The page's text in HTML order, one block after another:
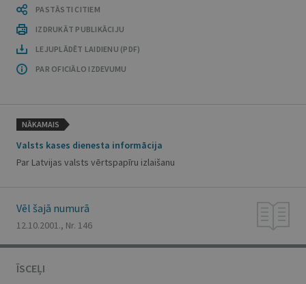
PASTĀSTI CITIEM
IZDRUKĀT PUBLIKĀCIJU
LEJUPLĀDĒT LAIDIENU (PDF)
PAR OFICIĀLO IZDEVUMU
NĀKAMAIS
Valsts kases dienesta informācija
Par Latvijas valsts vērtspapīru izlaišanu
Vēl šajā numurā
12.10.2001., Nr. 146
ĪSCEĻI